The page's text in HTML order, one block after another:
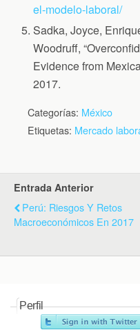
el-modelo-laboral/
Sadka, Joyce,
Woodruff,
Evidence from
2017.
Categorías: México
Etiquetas: Mercado
Entrada Anterior
Perú: Riesgos Y Retos
Macroeconómicos En 2017
Perfil